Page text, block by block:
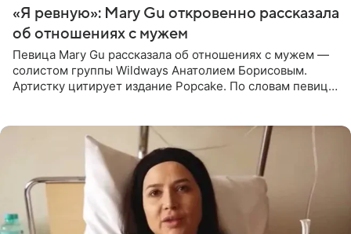
«Я ревную»: Mary Gu откровенно рассказала
об отношениях с мужем
Певица Mary Gu рассказала об отношениях с мужем —
солистом группы Wildways Анатолием Борисовым.
Артистку цитирует издание Popcake. По словам певицы,